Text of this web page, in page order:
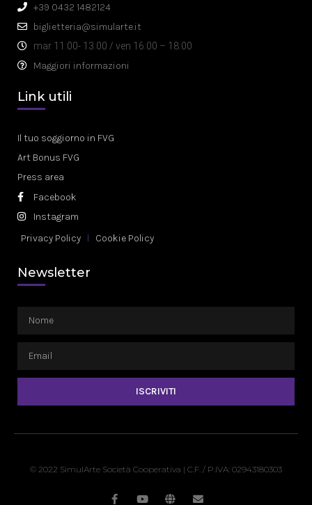
+39 0432 1482124
biglietteria@simularte.it
mar 11:00- 13:00 / ven 16:00 – 18:00
Maggiori informazioni
Link utili
Il tuo soggiorno in FVG
Art Bonus FVG
Press area
Facebook
Instagram
Privacy Policy
Cookie Policy
Newsletter
ISCRIVITI
© 2022 SimulArte Società Cooperativa | C.F. / P.IVA: 02943180303